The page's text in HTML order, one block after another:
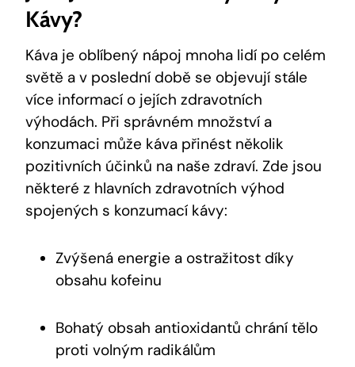
Kávy?
Káva je oblíbený nápoj mnoha lidí po celém
světě a v poslední době se objevují stále
více informací o jejích zdravotních
výhodách. Při správném množství a
konzumaci může káva přinést několik
pozitivních účinků na naše zdraví. Zde jsou
některé z hlavních zdravotních výhod
spojených s konzumací kávy:
Zvýšená energie a ostražitost díky
obsahu kofeinu
Bohatý obsah antioxidantů chrání tělo
proti volným radikálům